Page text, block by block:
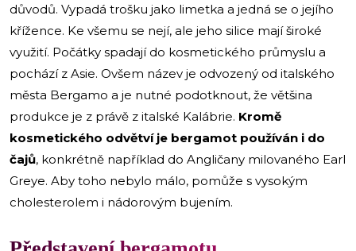
důvodů. Vypadá trošku jako limetka a jedná se o jejího
křížence. Ke všemu se nejí, ale jeho silice mají široké
využití. Počátky spadají do kosmetického průmyslu a
pochází z Asie. Ovšem název je odvozený od italského
města Bergamo a je nutné podotknout, že většina
produkce je z právě z italské Kalábrie. Kromě
kosmetického odvětví je bergamot používán i do
čajů, konkrétně například do Angličany milovaného Earl
Greye. Aby toho nebylo málo, pomůže s vysokým
cholesterolem i nádorovým bujením.